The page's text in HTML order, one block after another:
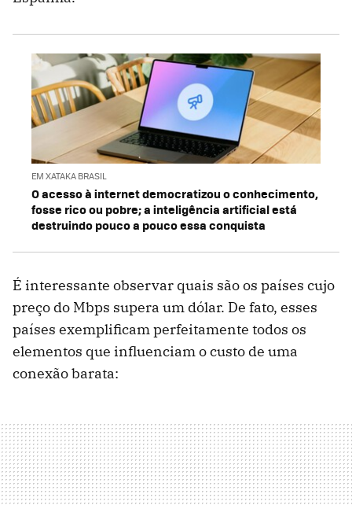
EM XATAKA BRASIL
O acesso à internet democratizou o conhecimento,
fosse rico ou pobre; a inteligência artificial está
destruindo pouco a pouco essa conquista
É interessante observar quais são os países cujo
preço do Mbps supera um dólar. De fato, esses
países exemplificam perfeitamente todos os
elementos que influenciam o custo de uma
conexão barata: